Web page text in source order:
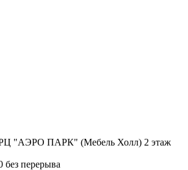
"АЭРО ПАРК" (Мебель Холл) 2 этаж
перерыва